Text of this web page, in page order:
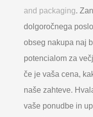
and packaging.
dolgoročnega
obseg nakupa naj
potencialom za
če je vaša cena,
naše zahteve.
vaše ponudbe in